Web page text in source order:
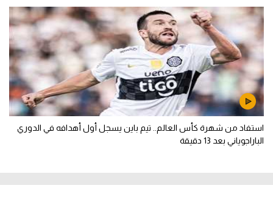
استفاد من شهرة كأس العالم.. تيم باين يسجل أول أهدافه في الدوري
الباراجوياني بعد 13 دقيقة